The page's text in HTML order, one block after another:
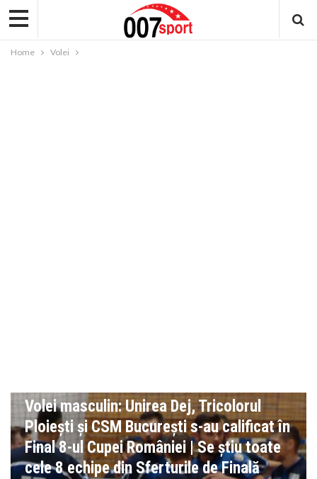
Home Volei
Volei masculin: Unirea Dej, Tricolorul
Ploiești și CSM București s-au calificat în
Final 8-ul Cupei României | Se știu toate
cele 8 echipe din Sferturile de Finală